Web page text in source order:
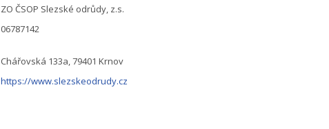
ZO ČSOP Slezské odrůdy, z.s.
06787142
Chářovská 133a, 79401 Krnov
https://www.slezskeodrudy.cz